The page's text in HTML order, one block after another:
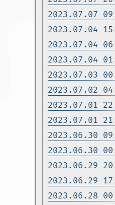
2023.07.07
2023.07.04
2023.07.04
2023.07.04
2023.07.03
2023.07.02
2023.07.01
2023.07.01
2023.06.30
2023.06.30
2023.06.29
2023.06.29
2023.06.28